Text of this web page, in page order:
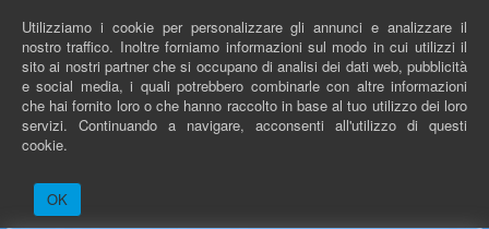
contenuto
principale
Utilizziamo i cookie per personalizzare gli annunci e analizzare il
nostro traffico. Inoltre forniamo informazioni sul modo in cui utilizzi il
sito ai nostri partner che si occupano di analisi dei dati web, pubblicità
e social media, i quali potrebbero combinarle con altre informazioni
che hai fornito loro o che hanno raccolto in base al tuo utilizzo dei loro
servizi. Continuando a navigare, acconsenti all'utilizzo di questi
cookie.
OK